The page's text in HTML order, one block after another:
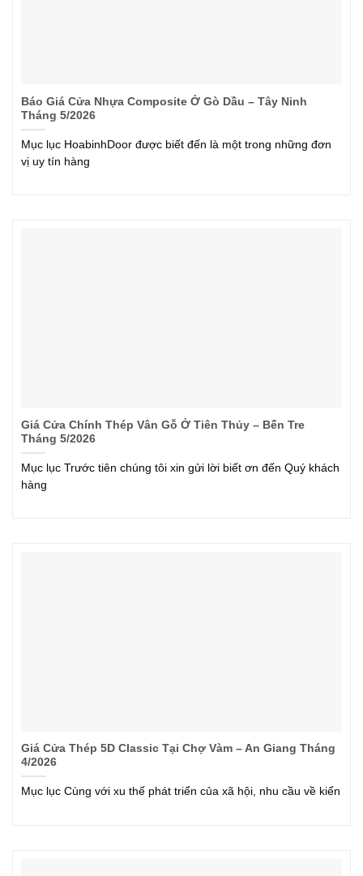
Báo Giá Cửa Nhựa Composite Ở Gò Dầu – Tây Ninh
Tháng 5/2026
Mục lục HoabinhDoor được biết đến là một trong những đơn
vị uy tín hàng
Giá Cửa Chính Thép Vân Gỗ Ở Tiên Thủy – Bến Tre
Tháng 5/2026
Mục lục Trước tiên chúng tôi xin gửi lời biết ơn đến Quý khách
hàng
Giá Cửa Thép 5D Classic Tại Chợ Vàm – An Giang Tháng
4/2026
Mục lục Cùng với xu thế phát triển của xã hội, nhu cầu về kiến